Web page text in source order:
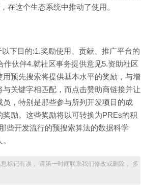
在这个生态系统中推动了使用。
下目的:1.奖励使用、贡献、推广平台的
伙伴4.就社区事务提供意见5.资助社区
预先搜索将提供基本水平的奖励，与增
关键字相匹配，而点击赞助商链接并让
，特别是那些参与所列开发项目的成
励。这些奖励将以可转换为PREs的积
些开发流行的预搜索算法的数据科学
标记有误， 请第一时间联系我们修改或删除， 多